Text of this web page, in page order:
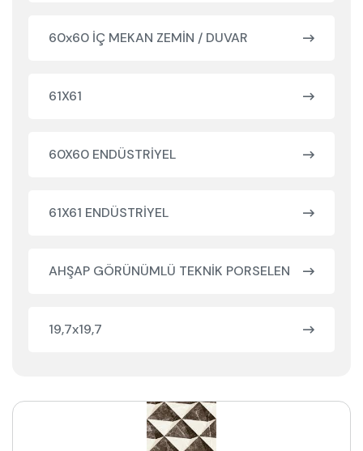
60x60 İÇ MEKAN ZEMİN / DUVAR
61X61
60X60 ENDÜSTRİYEL
61X61 ENDÜSTRİYEL
AHŞAP GÖRÜNÜMLÜ TEKNİK PORSELEN
19,7x19,7